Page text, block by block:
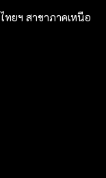
ยฯ สาขาภาคเหนือ